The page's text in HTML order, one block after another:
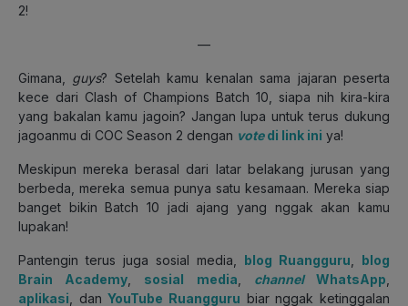
2!
—
Gimana, guys? Setelah kamu kenalan sama jajaran peserta
kece dari Clash of Champions Batch 10, siapa nih kira-kira
yang bakalan kamu jagoin? Jangan lupa untuk terus dukung
jagoanmu di COC Season 2 dengan votedi link ini ya!
Meskipun mereka berasal dari latar belakang jurusan yang
berbeda, mereka semua punya satu kesamaan. Mereka siap
banget bikin Batch 10 jadi ajang yang nggak akan kamu
lupakan!
Pantengin terus juga sosial media, blog Ruangguru
blog
Brain Academy
sosial media channelWhatsApp
aplikasi , danYouTube Ruangguru biar nggak ketinggalan